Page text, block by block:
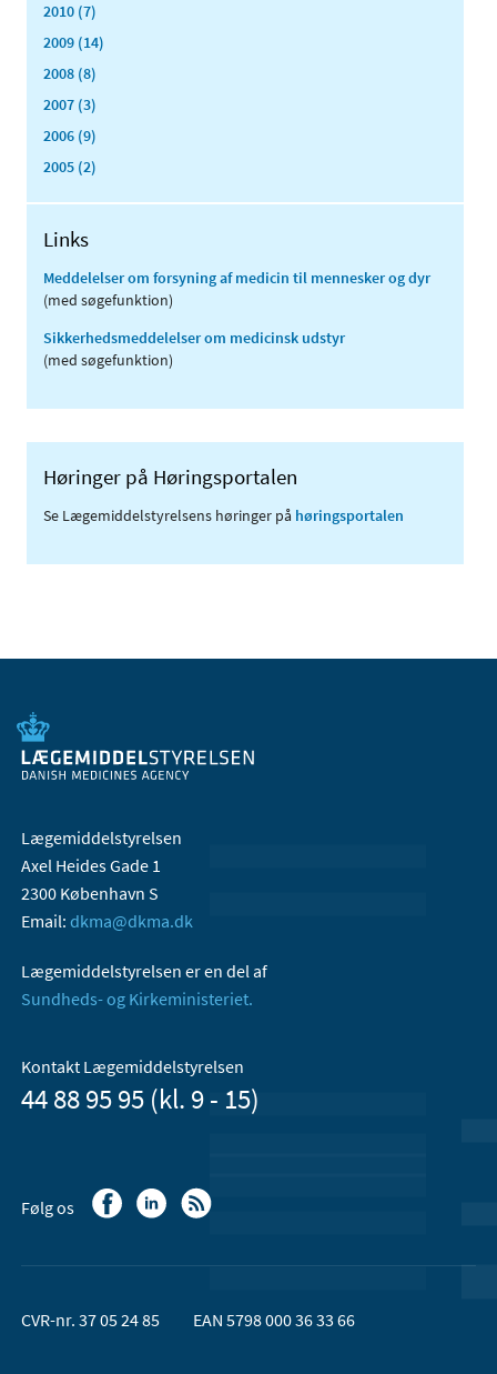
2010 (7)
2009 (14)
2008 (8)
2007 (3)
2006 (9)
2005 (2)
Links
Meddelelser om forsyning af medicin til mennesker og dyr
(med søgefunktion)
Sikkerhedsmeddelelser om medicinsk udstyr
(med søgefunktion)
Høringer på Høringsportalen
Se Lægemiddelstyrelsens høringer på høringsportalen
Lægemiddelstyrelsen
Axel Heides Gade 1
2300 København S
Email: dkma@dkma.dk
Lægemiddelstyrelsen er en del af
Sundheds- og Kirkeministeriet.
Kontakt Lægemiddelstyrelsen
44 88 95 95 (kl. 9 - 15)
Følg os
CVR-nr. 37 05 24 85 EAN 5798 000 36 33 66